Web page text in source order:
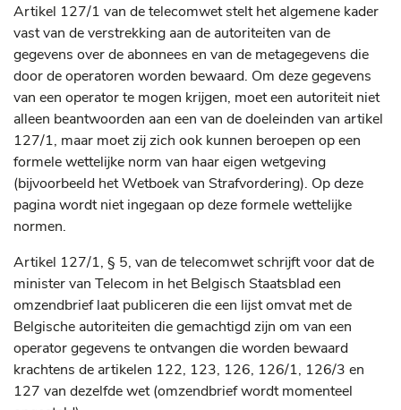
Artikel 127/1 van de telecomwet stelt het algemene kader
vast van de verstrekking aan de autoriteiten van de
gegevens over de abonnees en van de metagegevens die
door de operatoren worden bewaard. Om deze gegevens
van een operator te mogen krijgen, moet een autoriteit niet
alleen beantwoorden aan een van de doeleinden van artikel
127/1, maar moet zij zich ook kunnen beroepen op een
formele wettelijke norm van haar eigen wetgeving
(bijvoorbeeld het Wetboek van Strafvordering). Op deze
pagina wordt niet ingegaan op deze formele wettelijke
normen.
Artikel 127/1, § 5, van de telecomwet schrijft voor dat de
minister van Telecom in het Belgisch Staatsblad een
omzendbrief laat publiceren die een lijst omvat met de
Belgische autoriteiten die gemachtigd zijn om van een
operator gegevens te ontvangen die worden bewaard
krachtens de artikelen 122, 123, 126, 126/1, 126/3 en
127 van dezelfde wet (omzendbrief wordt momenteel